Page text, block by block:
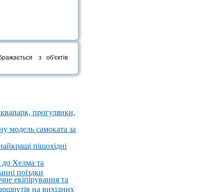
з об'єктів
прогулянки,
модель самоката за
пішохідні
до Хелма та
поїздки
екіпірування та
на вихідних